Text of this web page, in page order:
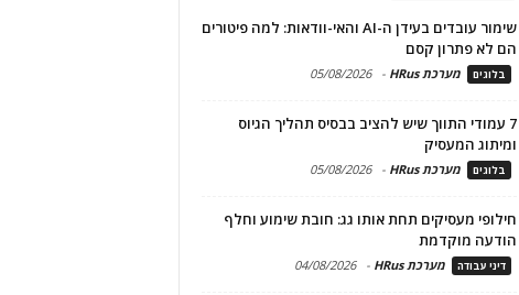
שימור עובדים בעידן ה-AI והאי-וודאות: למה פיטורים
הם לא פתרון קסם
בלוגים מערכת HRus -
05/08/2026
7 עמודי התווך שיש להציב בבסיס תהליך הגיוס
ומיתוג המעסיק
בלוגים מערכת HRus -
05/08/2026
חילופי מעסיקים תחת אותו גג: חובת שימוע וחלף
הודעה מוקדמת
דיני עבודה מערכת HRus -
04/08/2026